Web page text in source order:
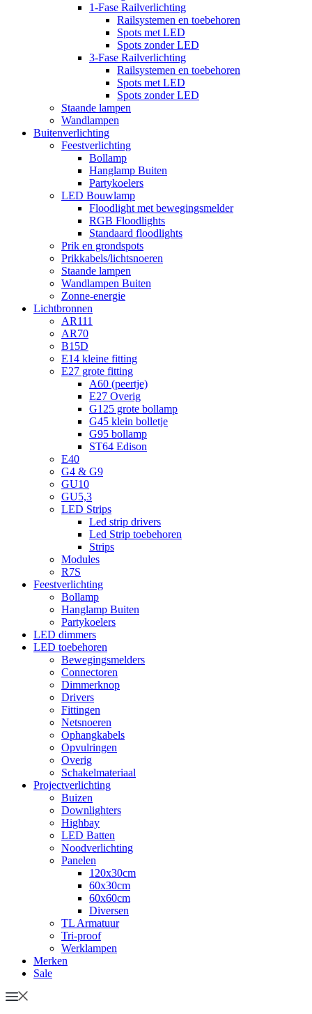
1-Fase Railverlichting
Railsystemen en toebehoren
Spots met LED
Spots zonder LED
3-Fase Railverlichting
Railsystemen en toebehoren
Spots met LED
Spots zonder LED
Staande lampen
Wandlampen
Buitenverlichting
Feestverlichting
Bollamp
Hanglamp Buiten
Partykoelers
LED Bouwlamp
Floodlight met bewegingsmelder
RGB Floodlights
Standaard floodlights
Prik en grondspots
Prikkabels/lichtsnoeren
Staande lampen
Wandlampen Buiten
Zonne-energie
Lichtbronnen
AR111
AR70
B15D
E14 kleine fitting
E27 grote fitting
A60 (peertje)
E27 Overig
G125 grote bollamp
G45 klein bolletje
G95 bollamp
ST64 Edison
E40
G4 & G9
GU10
GU5,3
LED Strips
Led strip drivers
Led Strip toebehoren
Strips
Modules
R7S
Feestverlichting
Bollamp
Hanglamp Buiten
Partykoelers
LED dimmers
LED toebehoren
Bewegingsmelders
Connectoren
Dimmerknop
Drivers
Fittingen
Netsnoeren
Ophangkabels
Opvulringen
Overig
Schakelmateriaal
Projectverlichting
Buizen
Downlighters
Highbay
LED Batten
Noodverlichting
Panelen
120x30cm
60x30cm
60x60cm
Diversen
TL Armatuur
Tri-proof
Werklampen
Merken
Sale